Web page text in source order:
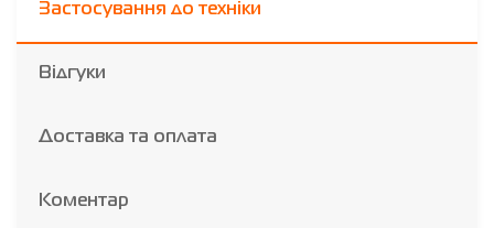
Застосування до техніки
Відгуки
Доставка та оплата
Коментар